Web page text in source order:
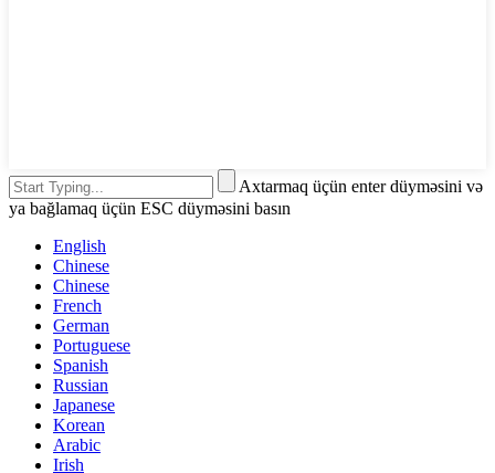
Axtarmaq üçün enter düyməsini və
ya bağlamaq üçün ESC düyməsini basın
English
Chinese
Chinese
French
German
Portuguese
Spanish
Russian
Japanese
Korean
Arabic
Irish